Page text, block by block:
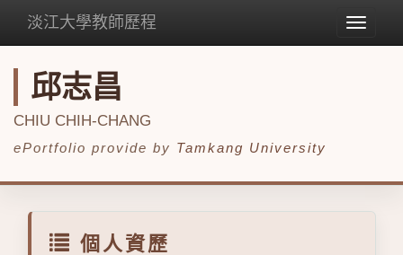
Toggle
淡江大學教師歷程
邱志昌
CHIU CHIH-CHANG
ePortfolio provide by Tamkang University
個人資歷